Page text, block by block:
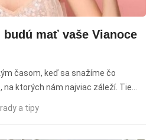
mať vaše Vianoce
časom, keď sa snažíme čo
ktorých nám najviac záleží. Tie
neležia len pod stromčekom.
v maličkostiach – v momente
a tipy